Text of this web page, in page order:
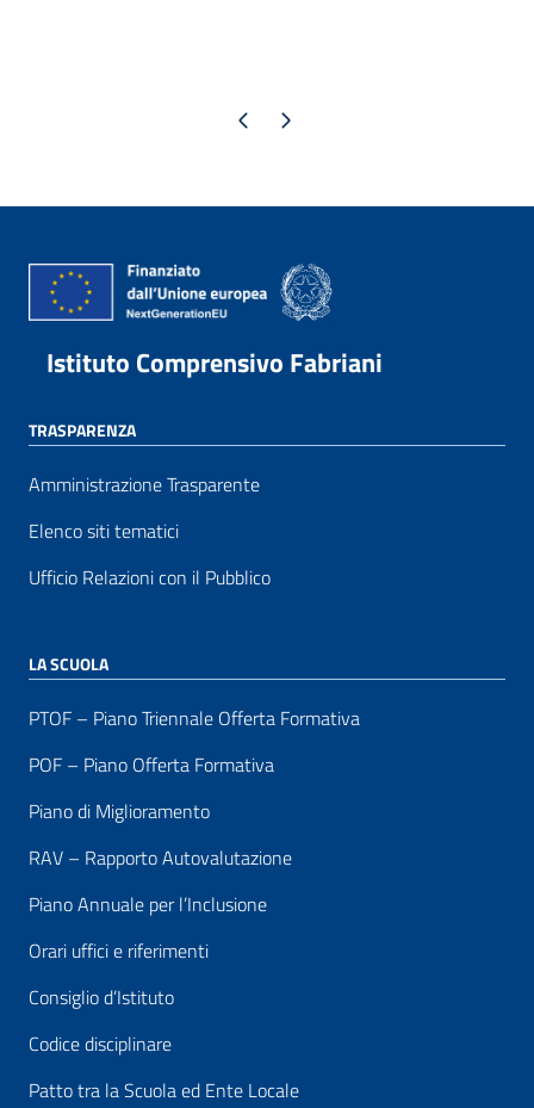
Pagina precedente
Pagina successiva
Istituto Comprensivo Fabriani
TRASPARENZA
Amministrazione Trasparente
Elenco siti tematici
Ufficio Relazioni con il Pubblico
LA SCUOLA
PTOF – Piano Triennale Offerta Formativa
POF – Piano Offerta Formativa
Piano di Miglioramento
RAV – Rapporto Autovalutazione
Piano Annuale per l’Inclusione
Orari uffici e riferimenti
Consiglio d’Istituto
Codice disciplinare
Patto tra la Scuola ed Ente Locale